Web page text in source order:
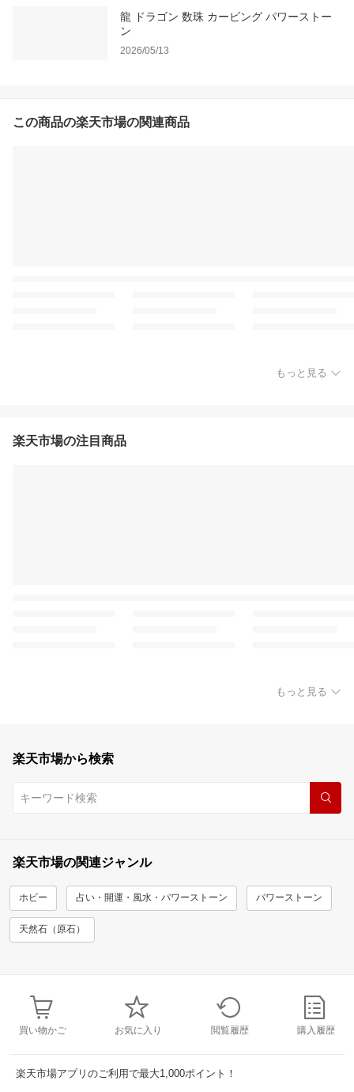
龍 ドラゴン 数珠 カービング パワーストー
ン
2026/05/13
この商品の楽天市場の関連商品
もっと見る
楽天市場の注目商品
もっと見る
楽天市場から検索
楽天市場の関連ジャンル
ホビー 占い・開運・風水・パワーストーン パワーストーン
天然石（原石）
買い物かご お気に入り 閲覧履歴 購入履歴
楽天市場アプリのご利用で最大1,000ポイント！